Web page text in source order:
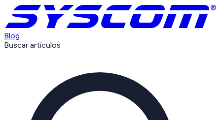
Blog
Buscar artículos